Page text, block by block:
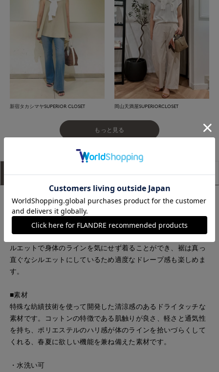
新宿タカシマヤSUPERIOR CLOSET 岡山天満屋SUPERIORCLOSET
もっと見る
アイテム説明 サイズ詳細 購入レビュー
■デザイン
シンプルでありながら一枚持っていると便利なカーディガン。
いつものTシャツやブラウス、ワンピースにさっと羽織るだけ
で、こなれ感とニュアンスのある雰囲気に。たっぷりとしたシ
ルエットで身体のラインを気にせず着ることができ、裾は真っ
直ぐなシルエットにしているため適度なドレープ感も楽しめま
す。
■素材
特殊な紡績技術を使って開発した清涼感のあるドライタッチな
素材です。コットンの特徴である肌触りが良さ、軽さと通気性
を持ち、ポリエステルのハリ感が体のラインを拾いづらくして
くれる、春夏に欲しい機能を兼ね備えた素材です。
・水洗い可